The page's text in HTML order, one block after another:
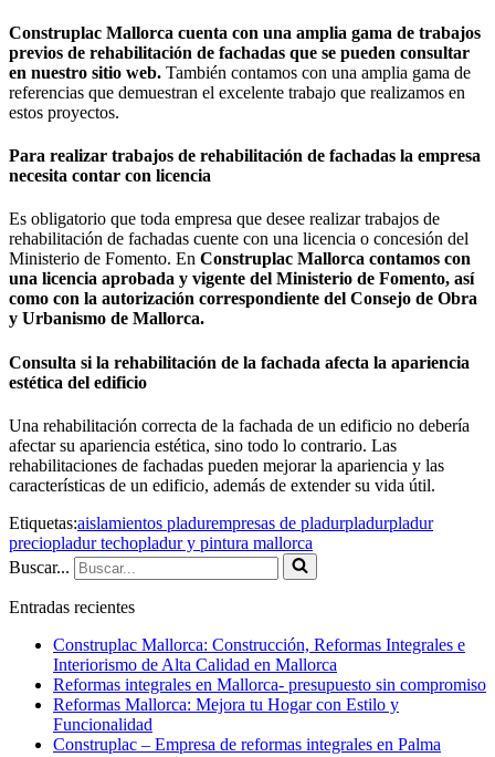
Construplac Mallorca cuenta con una amplia gama de trabajos
previos de rehabilitación de fachadas que se pueden consultar
en nuestro sitio web. También contamos con una amplia gama de
referencias que demuestran el excelente trabajo que realizamos en
estos proyectos.
Para realizar trabajos de rehabilitación de fachadas la empresa
necesita contar con licencia
Es obligatorio que toda empresa que desee realizar trabajos de
rehabilitación de fachadas cuente con una licencia o concesión del
Ministerio de Fomento. En Construplac Mallorca contamos con
una licencia aprobada y vigente del Ministerio de Fomento, así
como con la autorización correspondiente del Consejo de Obra
y Urbanismo de Mallorca.
Consulta si la rehabilitación de la fachada afecta la apariencia
estética del edificio
Una rehabilitación correcta de la fachada de un edificio no debería
afectar su apariencia estética, sino todo lo contrario. Las
rehabilitaciones de fachadas pueden mejorar la apariencia y las
características de un edificio, además de extender su vida útil.
Etiquetas:aislamientos pladurempresas de pladurpladurpladur
preciopladur techopladur y pintura mallorca
Buscar...
Entradas recientes
Construplac Mallorca: Construcción, Reformas Integrales e
Interiorismo de Alta Calidad en Mallorca
Reformas integrales en Mallorca- presupuesto sin compromiso
Reformas Mallorca: Mejora tu Hogar con Estilo y
Funcionalidad
Construplac – Empresa de reformas integrales en Palma